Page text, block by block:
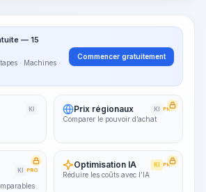
— 15
· Machines ·
Commencer gratuitement
KI Prix régionaux KI PRO
Comparer le pouvoir d’achat
KI PRO
Optimisation IA KI PRO
Réduire les coûts avec l’IA